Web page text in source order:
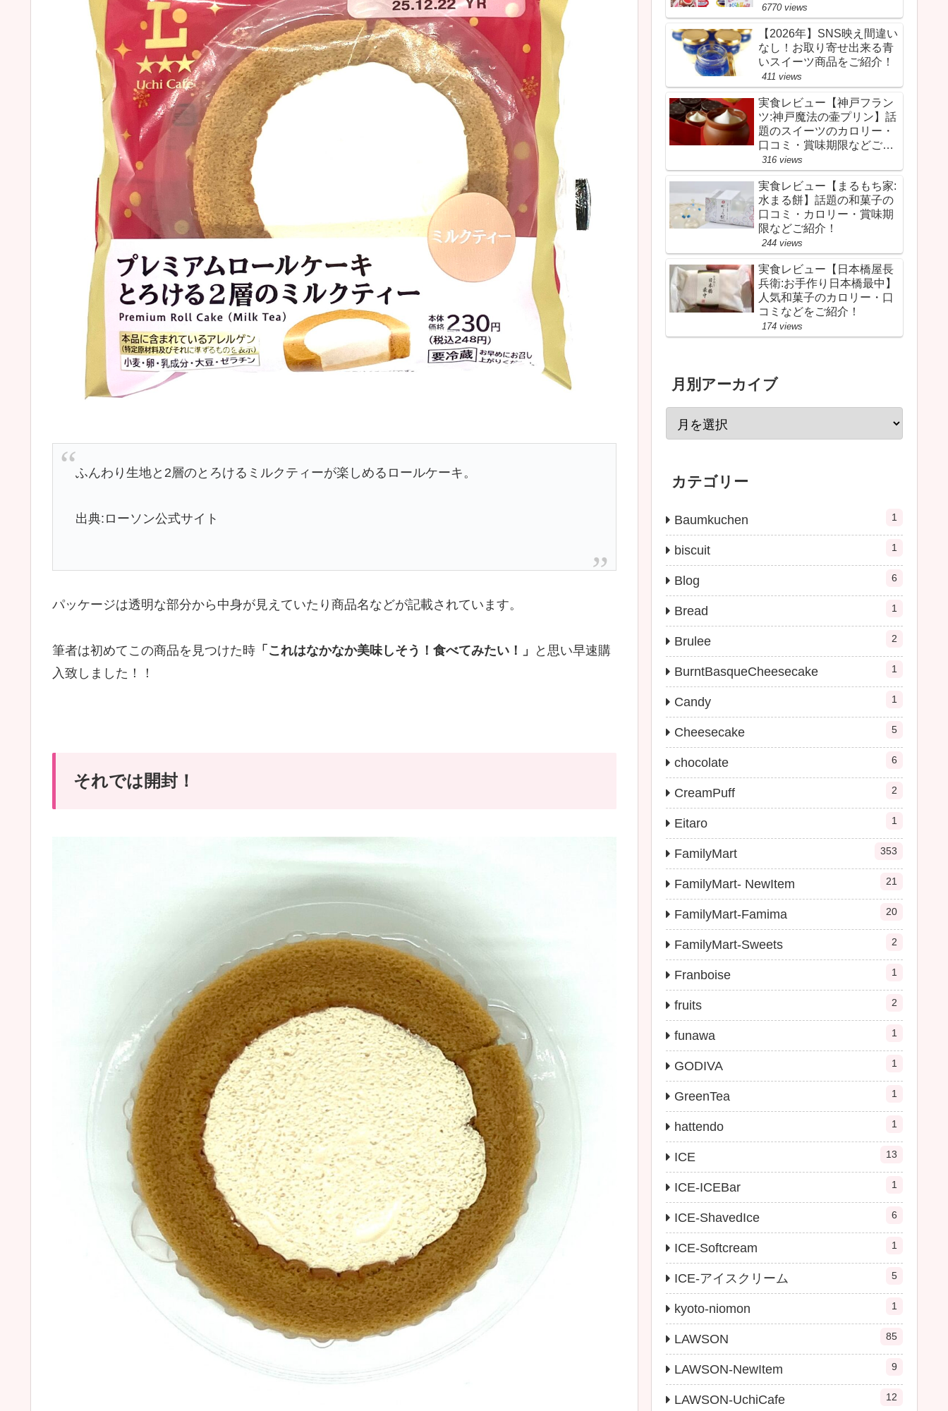
ふんわり生地と2層のとろけるミルクティーが楽しめるロールケーキ。
出典:ローソン公式サイト
パッケージは透明な部分から中身が見えていたり商品名などが記載されています。
筆者は初めてこの商品を見つけた時 「これはなかなか美味しそう！食べてみたい！」
と思い早速購
入致しました！！
それでは開封！
6770 views
【2026年】SNS映え間違い
なし！お取り寄せ出来る青
いスイーツ商品をご紹介！
411 views
実食レビュー【神戸フラン
ツ:神戸魔法の壷プリン】話
題のスイーツのカロリー・
口コミ・賞味期限などご紹
介！
316 views
実食レビュー【まるもち家:
水まる餅】話題の和菓子の
口コミ・カロリー・賞味期
限などご紹介！
244 views
実食レビュー【日本橋屋長
兵衛:お手作り日本橋最中】
人気和菓子のカロリー・口
コミなどをご紹介！
174 views
月別アーカイブ
カテゴリー
Baumkuchen 1
biscuit 1
Blog 6
Bread 1
Brulee 2
BurntBasqueCheesecake 1
Candy 1
Cheesecake 5
chocolate 6
CreamPuff 2
Eitaro 1
FamilyMart 353
FamilyMart- NewItem 21
FamilyMart-Famima 20
FamilyMart-Sweets 2
Franboise 1
fruits 2
funawa 1
GODIVA 1
GreenTea 1
hattendo 1
ICE 13
ICE-ICEBar 1
ICE-ShavedIce 6
ICE-Softcream 1
ICE-アイスクリーム 5
kyoto-niomon 1
LAWSON 85
LAWSON-NewItem 9
LAWSON-UchiCafe 12